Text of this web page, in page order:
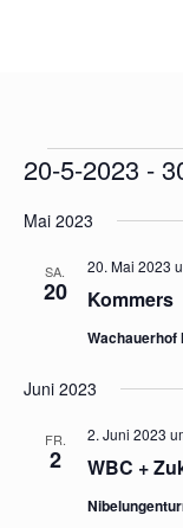
20-5-2023 -
wählen.
Mai 2023
SA.
20 Kommers
20. Mai 2023
Wachauerhof
Juni 2023
FR.
2 WBC +
2. Juni 2023